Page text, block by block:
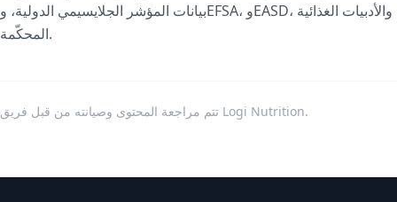
بيانات المؤشر الجلايسيمي الدولية، وEFSA، وEASD، والأدبيات الغذائية
المحكّمة.
تتم مراجعة المحتوى وصيانته من قبل فريق Logi Nutrition.